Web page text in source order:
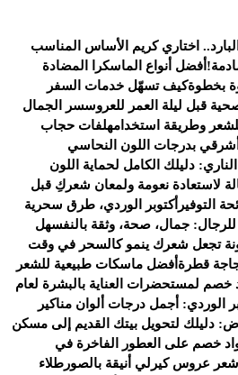
اختاري كريم الأساس المناسب
أفضل أنواع الماسكرا المضادة
بخطوةكيف تسهّل خدمات السفر
قبل ليلة العمر للعروسسر الجمال
وطريقة استخدامهلفات حجاب
أشرقي بدرجات اللون النحاسي
دليلك الكامل لحماية اللون
لاستعادة نعومة ولمعان شعركِ قبل
أكتوبر الوردي، طرق سحرية
جمال، صحة، وثقة بالنفسهل
تجعل شعرك ينمو كالسحر في وقت
قطرة أفضل ماسكات طبيعية للشعر
لمستحضرات العناية بالبشرة لعام
الوردي: أجمل درجات ألوان مناكير
دليلك لتحويل بيتك القديم إلى مسكن
خصم على العطور الفاخرة في
طلاء